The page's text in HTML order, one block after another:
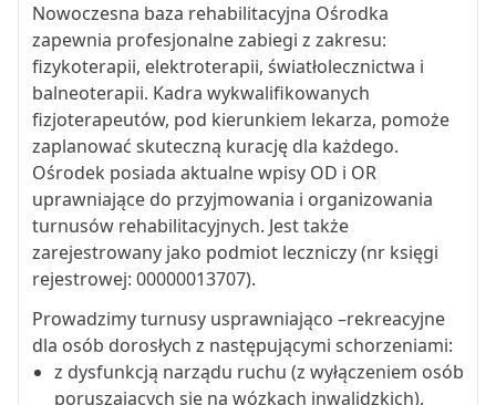
Nowoczesna baza rehabilitacyjna Ośrodka
zapewnia profesjonalne zabiegi z zakresu:
fizykoterapii, elektroterapii, światłolecznictwa i
balneoterapii. Kadra wykwalifikowanych
fizjoterapeutów, pod kierunkiem lekarza, pomoże
zaplanować skuteczną kurację dla każdego.
Ośrodek posiada aktualne wpisy OD i OR
uprawniające do przyjmowania i organizowania
turnusów rehabilitacyjnych. Jest także
zarejestrowany jako podmiot leczniczy (nr księgi
rejestrowej: 00000013707).
Prowadzimy turnusy usprawniająco –rekreacyjne
dla osób dorosłych z następującymi schorzeniami:
z dysfunkcją narządu ruchu (z wyłączeniem osób
poruszających się na wózkach inwalidzkich),